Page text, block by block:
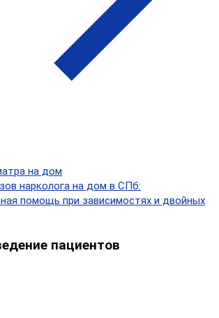
на дом
нарколога на дом в СПб:
помощь при зависимостях и двойных
пациентов